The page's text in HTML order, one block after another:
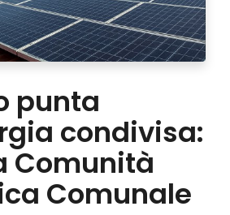
punta
condivisa:
Comunità
Comunale